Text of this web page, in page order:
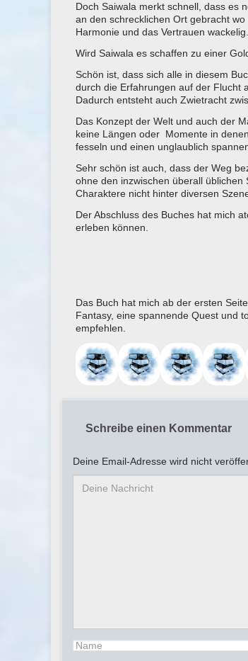
Doch Saiwala merkt schnell, dass es
an den schrecklichen Ort gebracht
Harmonie und das Vertrauen wackelig.
Wird Saiwala es schaffen zu einer
Schön ist, dass sich alle in diesem
durch die Erfahrungen auf der Flucht
Dadurch entsteht auch Zwietracht
Das Konzept der Welt und auch der
keine Längen oder Momente in
fesseln und einen unglaublich
Sehr schön ist auch, dass der Weg
ohne den inzwischen überall
Charaktere nicht hinter diversen
Der Abschluss des Buches hat mich
erleben können.
Das Buch hat mich ab der ersten
Fantasy, eine spannende Quest und
empfehlen.
Schreibe einen Kommentar
Deine Email-Adresse wird nicht